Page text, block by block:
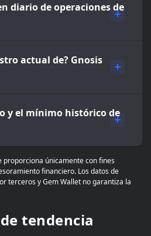
diario de operaciones de
actual de? Gnosis
y el mínimo histórico de
proporciona únicamente con fines
financiero. Los datos de
terceros y Gem Wallet no garantiza la
tendencia